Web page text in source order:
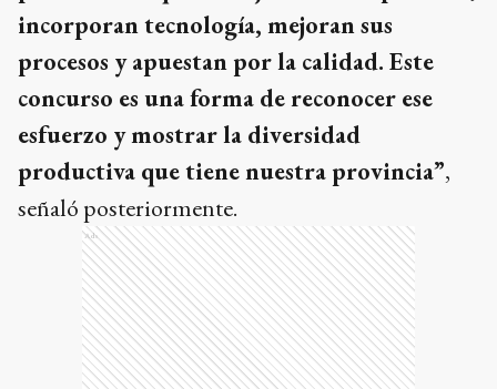
incorporan tecnología, mejoran sus
procesos y apuestan por la calidad. Este
concurso es una forma de reconocer ese
esfuerzo y mostrar la diversidad
productiva que tiene nuestra provincia”,
señaló posteriormente.
Ads